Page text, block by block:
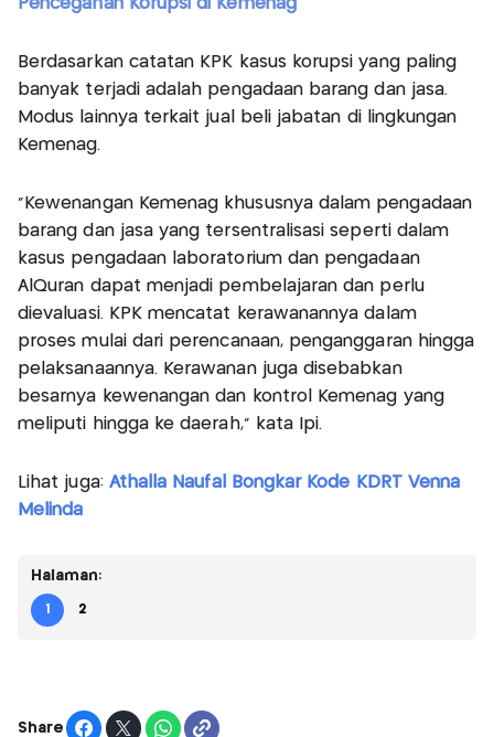
Pencegahan Korupsi di Kemenag
Berdasarkan catatan KPK kasus korupsi yang paling
banyak terjadi adalah pengadaan barang dan jasa.
Modus lainnya terkait jual beli jabatan di lingkungan
Kemenag.
"Kewenangan Kemenag khususnya dalam pengadaan
barang dan jasa yang tersentralisasi seperti dalam
kasus pengadaan laboratorium dan pengadaan
AlQuran dapat menjadi pembelajaran dan perlu
dievaluasi. KPK mencatat kerawanannya dalam
proses mulai dari perencanaan, penganggaran hingga
pelaksanaannya. Kerawanan juga disebabkan
besarnya kewenangan dan kontrol Kemenag yang
meliputi hingga ke daerah," kata Ipi.
Lihat juga: Athalla Naufal Bongkar Kode KDRT Venna
Melinda
Halaman:
1 2
Share